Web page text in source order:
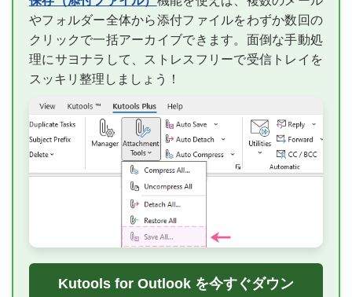
やフォルダー全体から添付ファイルをわずか数回の
クリックで一括アーカイブできます。面倒な手動処
理にサヨナラして、ストレスフリーで受信トレイを
スッキリ整理しましょう！
Kutools for Outlook を今すぐダウン